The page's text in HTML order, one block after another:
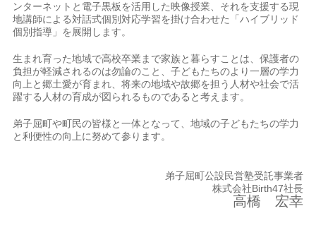
ンターネットと電子黒板を活用した映像授業、それを支援する現
地講師による対話式個別対応学習を掛け合わせた「ハイブリッド
個別指導」を展開します。
生まれ育った地域で高校卒業まで家族と暮らすことは、保護者の
負担が軽減されるのは勿論のこと、子どもたちのより一層の学力
向上と郷土愛が育まれ、将来の地域や故郷を担う人材や社会で活
躍する人材の育成が図られるものであると考えます。
弟子屈町や町民の皆様と一体となって、地域の子どもたちの学力
と利便性の向上に努めて参ります。
弟子屈町公設民営塾受託事業者
株式会社Birth47社長
高橋 宏幸